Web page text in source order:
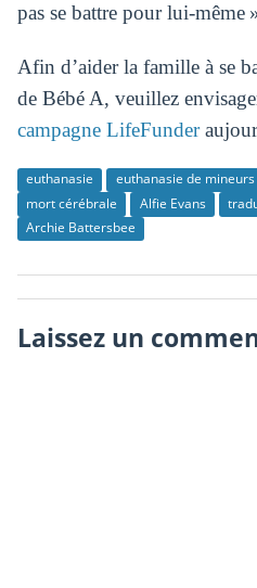
pas se battre pour lui-même
Afin d’aider la famille à se
de Bébé A, veuillez
campagne LifeFunder
euthanasie euthanasie de mineurs
mort cérébrale
Alfie Evans
Archie Battersbee
Laissez un